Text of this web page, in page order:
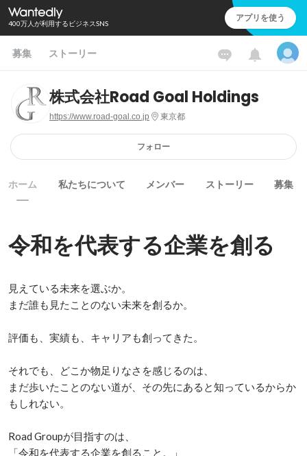
400万人が利用するビジネスSNS アプリを使う
募集 ストーリー
株式会社Road Goal Holdings
https://www.road-goal.co.jp 東京都
フォロー
ホーム 私たちについて メンバー ストーリー 募集
令和を代表する企業を創る
見えている未来を選ぶか。
まだ誰も見たことのない未来を創るか。
評価も、実績も、キャリアも創ってきた。
それでも、どこか物足りなさを感じるのは、
まだ歩いたことのない道が、その先にあると知っているからか
もしれない。
Road Groupが目指すのは、
「令和を代表する企業を創ること。」